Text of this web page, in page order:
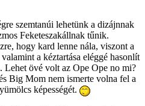
szemtanúi lehetünk a dizájnnak
Feketeszakállnak tűnik.
hogy kard lenne nála, viszont a
a kéztartása eléggé hasonlít
övé volt az Ope Ope no mi?
Big Mom nem ismerte volna fel a
képességét.